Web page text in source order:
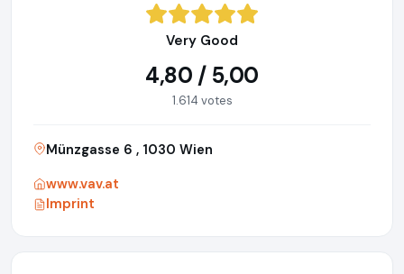
Very Good
4,80 / 5,00
1.614 votes
Münzgasse 6 , 1030 Wien
www.vav.at
Imprint